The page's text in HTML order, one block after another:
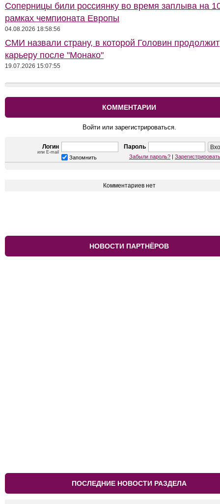
Соперницы били россиянку во время заплыва на
рамках чемпионата Европы
04.08.2026 18:58:56
СМИ назвали страну, в которой Головин продолжит
карьеру после "Монако"
19.07.2026 15:07:55
КОММЕНТАРИИ
Войти или зарегистрироваться.
Логин
или E-mail
Пароль
Запомнить Забыли пароль? |
Комментариев нет
НОВОСТИ ПАРТНЁРОВ
ПОСЛЕДНИЕ НОВОСТИ РАЗДЕЛА